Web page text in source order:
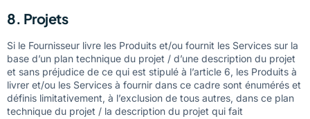
8. Projets
Si le Fournisseur livre les Produits et/ou fournit les Services sur la
base d’un plan technique du projet / d’une description du projet
et sans préjudice de ce qui est stipulé à l’article 6, les Produits à
livrer et/ou les Services à fournir dans ce cadre sont énumérés et
définis limitativement, à l’exclusion de tous autres, dans ce plan
technique du projet / la description du projet qui fait